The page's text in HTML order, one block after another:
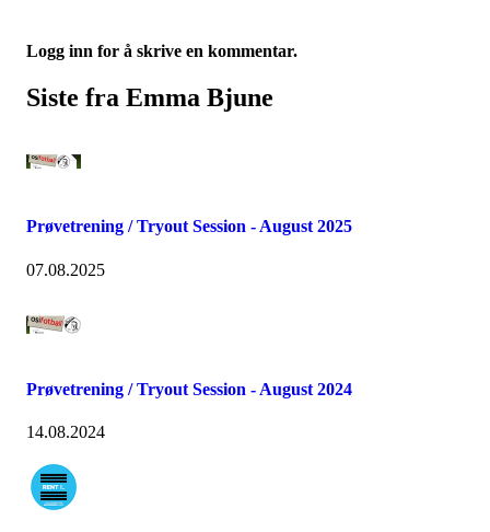
Logg inn for å skrive en kommentar.
Siste fra Emma Bjune
Prøvetrening / Tryout Session - August 2025
07.08.2025
Prøvetrening / Tryout Session - August 2024
14.08.2024